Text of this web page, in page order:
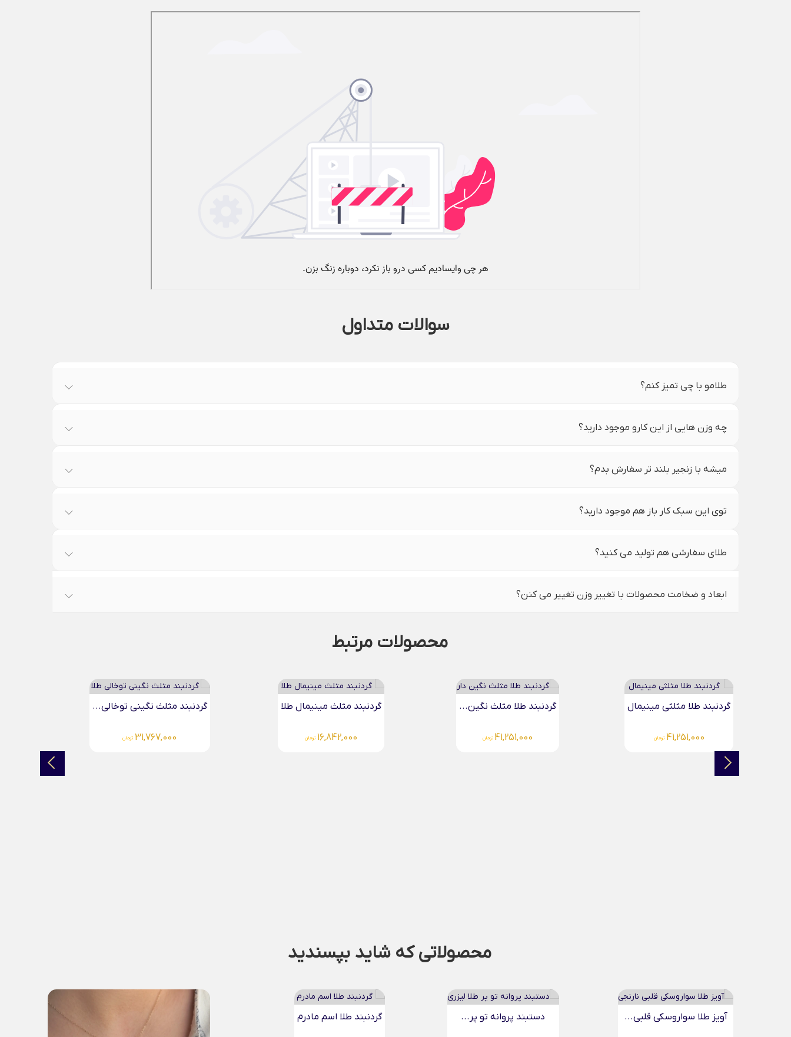
سوالات متداول
طلامو با چی تمیز کنم؟
چه وزن هایی از این کارو موجود دارید؟
میشه با زنجیر بلند تر سفارش بدم؟
توی این سبک کار باز هم موجود دارید؟
طلای سفارشی هم تولید می کنید؟
ابعاد و ضخامت محصولات با تغییر وزن تغییر می کنن؟
محصولات مرتبط
گردنبند طلا مثلثی مینیمال
41,251,000 تومان
گردنبند طلا مثلث نگین...
41,251,000 تومان
گردنبند مثلث مینیمال طلا
16,842,000 تومان
گردنبند مثلث نگینی توخالی...
31,767,000 تومان
محصولاتی که شاید بپسندید
آویز طلا سواروسکی قلبی... دستبند پروانه تو پر... گردنبند طلا اسم مادرم